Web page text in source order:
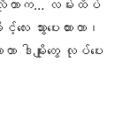
လိုတာက… လမ်းထိပ်
းပေးထားတာ၊
ါမျိုးတွေ လုပ်ပေး